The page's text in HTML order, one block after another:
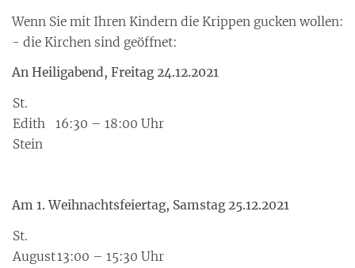
Wenn Sie mit Ihren Kindern die Krippen gucken wollen:
- die Kirchen sind geöffnet:
An Heiligabend, Freitag 24.12.2021
St.
Edith
Stein
16:30 – 18:00 Uhr
Am 1. Weihnachtsfeiertag, Samstag 25.12.2021
St.
August13:00 – 15:30 Uhr